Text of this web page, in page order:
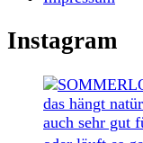
Instagram